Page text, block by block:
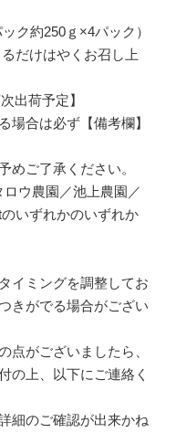
ク約250ｇ×4パック）
だけはやくお召し上
出荷予定】
合は必ず【備考欄】
ご了承ください。
ウ農園／池上農園／
いずれかのいずれか
イミングを調整してお
きがでる場合がござい
点がございましたら、
の上、以下にご連絡く
細のご確認が出来かね